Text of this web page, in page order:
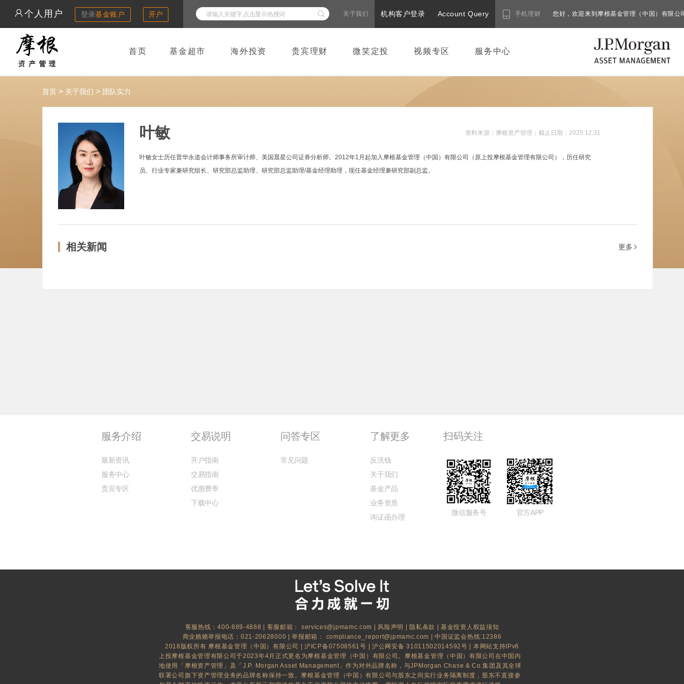
个人用户 登录基金账户 开户 关于我们 机构客户登录 Account Query 手机理财 您好，欢迎来到摩根基金管理（中国）有限公
首页 基金超市 海外投资 贵宾理财 微笑定投 视频专区 服务中心
首页 > 关于我们 > 团队实力
叶敏 资料来源： 摩根资产管理 ；截止日期： 2025.12.31
叶敏女士历任普华永道会计师事务所审计师、美国晨星公司证券分析师。2012年1月起加入摩根基金管理（中国）有限公司（原上投摩根基金管理有限公司），历任研究
员、行业专家兼研究组长、研究部总监助理、研究部总监助理/基金经理助理，现任基金经理兼研究部副总监。
相关新闻 更多
服务介绍
最新资讯
服务中心
贵宾专区
交易说明
开户指南
交易指南
优惠费率
下载中心
问答专区
常见问题
了解更多
反洗钱
关于我们
基金产品
业务资质
询证函办理
扫码关注
微信服务号 官方APP
客服热线：400-889-4888 | 客服邮箱： services@jpmamc.com 风险声明 隐私条款 |基金投资人权益须知
商业贿赂举报电话：021-20628000 | 举报邮箱： compliance_report@jpmamc.com
| 中国证监会热线:12386
2018版权所有 摩根基金管理（中国）有限公司 |沪ICP备07508561号 沪公网安备 31011502014592号
| 本网站支持IPv6
上投摩根基金管理有限公司于2023年4月正式更名为摩根基金管理（中国）有限公司。摩根基金管理（中国）有限公司在中国内
地使用「摩根资产管理」及「J.P. Morgan Asset Management」作为对外品牌名称，与JPMorgan Chase & Co.集团及其全球
联署公司旗下资产管理业务的品牌名称保持一致。摩根基金管理（中国）有限公司与股东之间实行业务隔离制度，股东不直接参